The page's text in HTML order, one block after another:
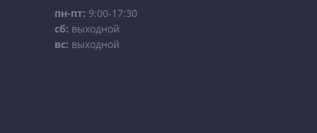
пн-пт: 9:00-17:30
сб: выходной
вс: выходной